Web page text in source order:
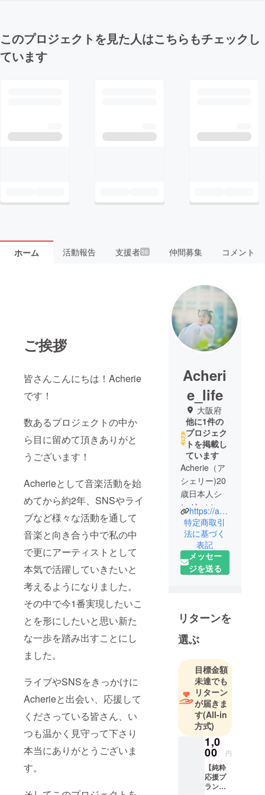
このプロジェクトを見た人はこちらもチェックし
ています
ホーム 活動報告 支援者56 仲間募集 コメント
ご挨拶
皆さんこんにちは！Acherie
です！
数あるプロジェクトの中か
ら目に留めて頂きありがと
うございます！
Acherieとして音楽活動を始
めてから約2年、SNSやライ
ブなど様々な活動を通して
音楽と向き合う中で私の中
で更にアーティストとして
本気で活躍していきたいと
考えるようになりました。
その中で今1番実現したいこ
とを形にしたいと思い新た
な一歩を踏み出すことにし
ました。
ライブやSNSをきっかけに
Acherieと出会い、応援して
くださっている皆さん、い
つも温かく見守って下さり
本当にありがとうございま
す。
Acheri
e_life
大阪府
他に1件の
プロジェク
トを掲載し
ています
Acherie（ア
シェリー)20
歳日本人シ
ンガーソン
グライ
ター。幼少
期から音楽
で自己表現
することに
より本格的
にアーティ
スト活動を
の曲を作詞
作曲。繊細
かつ力強い
歌声と楽曲
ごとに変化
する世界観
を幅広い世
代に発信す
る。今年は
韓国とアメ
https://acherie.bitfan.id/
特定商取引
法に基づく
表記
メッセー
ジを送る
リターンを
選ぶ
目標金額
未達でも
リターン
が届きま
す(All-in
方式)
1,0
00 円
【純粋
応援プ
ラン】